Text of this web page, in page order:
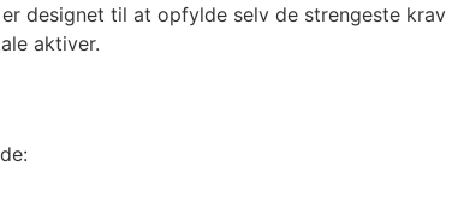
designet til at opfylde selv de strengeste krav
aktiver.